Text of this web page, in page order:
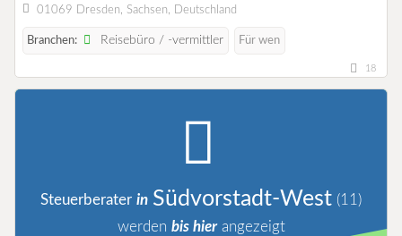
01069 Dresden, Sachsen, Deutschland
Branchen: Reisebüro / -vermittler Für wen
18
Steuerberater in Südvorstadt-West (11)
werden bis hierangezeigt